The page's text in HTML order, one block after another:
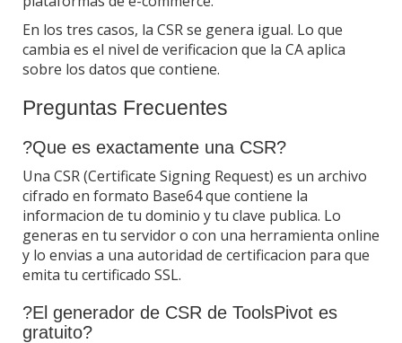
En los tres casos, la CSR se genera igual. Lo que
cambia es el nivel de verificacion que la CA aplica
sobre los datos que contiene.
Preguntas Frecuentes
?Que es exactamente una CSR?
Una CSR (Certificate Signing Request) es un archivo
cifrado en formato Base64 que contiene la
informacion de tu dominio y tu clave publica. Lo
generas en tu servidor o con una herramienta online
y lo envias a una autoridad de certificacion para que
emita tu certificado SSL.
?El generador de CSR de ToolsPivot es
gratuito?